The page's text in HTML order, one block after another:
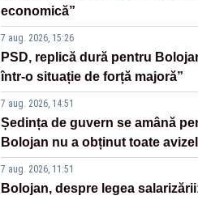
economică”
7 aug. 2026, 15:26
PSD, replică dură pentru
într-o situație de forță majoră”
7 aug. 2026, 14:51
Ședința de guvern se amână
Bolojan nu a obținut toate
7 aug. 2026, 11:51
Bolojan, despre legea